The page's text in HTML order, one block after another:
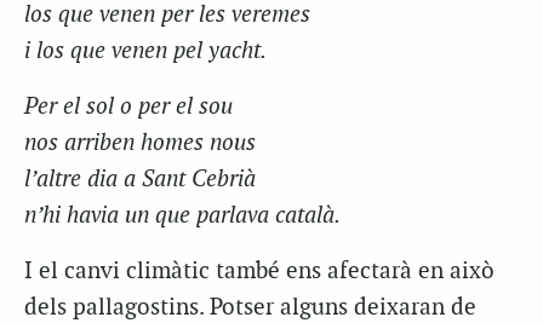
los que venen per les veremes
i los que venen pel yacht.
Per el sol o per el sou
nos arriben homes nous
l’altre dia a Sant Cebrià
n’hi havia un que parlava català.
I el canvi climàtic també ens afectarà en això
dels pallagostins. Potser alguns deixaran de